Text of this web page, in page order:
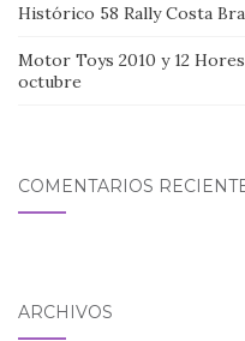
Histórico 58 Rally Costa
Motor Toys 2010 y 12
octubre
COMENTARIOS
ARCHIVOS